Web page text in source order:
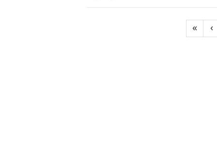
« ‹